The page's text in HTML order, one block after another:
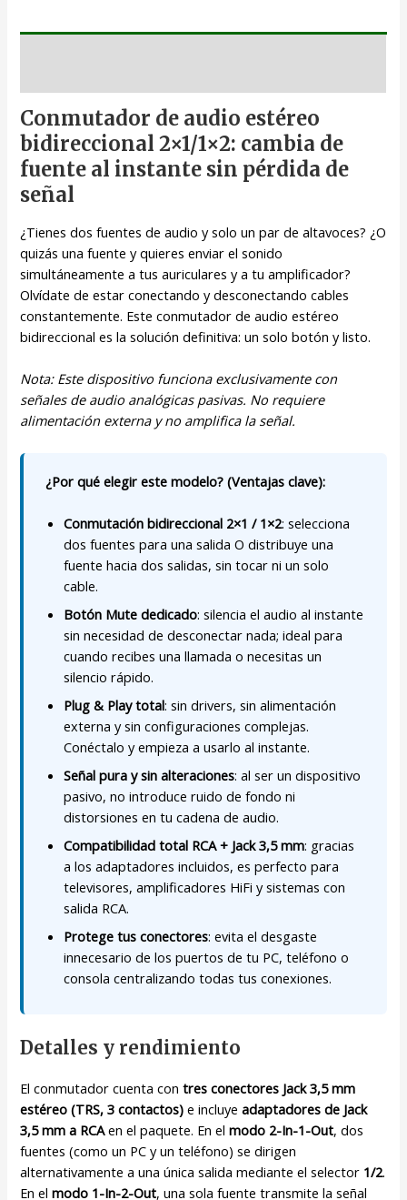
Conmutador de audio estéreo
bidireccional 2×1/1×2: cambia de
fuente al instante sin pérdida de
señal
¿Tienes dos fuentes de audio y solo un par de altavoces? ¿O
quizás una fuente y quieres enviar el sonido
simultáneamente a tus auriculares y a tu amplificador?
Olvídate de estar conectando y desconectando cables
constantemente. Este conmutador de audio estéreo
bidireccional es la solución definitiva: un solo botón y listo.
Nota: Este dispositivo funciona exclusivamente con
señales de audio analógicas pasivas. No requiere
alimentación externa y no amplifica la señal.
¿Por qué elegir este modelo? (Ventajas clave):
Conmutación bidireccional 2×1 / 1×2: selecciona
dos fuentes para una salida O distribuye una
fuente hacia dos salidas, sin tocar ni un solo
cable.
Botón Mute dedicado: silencia el audio al instante
sin necesidad de desconectar nada; ideal para
cuando recibes una llamada o necesitas un
silencio rápido.
Plug & Play total: sin drivers, sin alimentación
externa y sin configuraciones complejas.
Conéctalo y empieza a usarlo al instante.
Señal pura y sin alteraciones: al ser un dispositivo
pasivo, no introduce ruido de fondo ni
distorsiones en tu cadena de audio.
Compatibilidad total RCA + Jack 3,5 mm: gracias
a los adaptadores incluidos, es perfecto para
televisores, amplificadores HiFi y sistemas con
salida RCA.
Protege tus conectores: evita el desgaste
innecesario de los puertos de tu PC, teléfono o
consola centralizando todas tus conexiones.
Detalles y rendimiento
El conmutador cuenta contres conectores Jack 3,5 mm
estéreo (TRS, 3 contactos) e incluyeadaptadores de Jack
3,5 mm a RCAen el paquete. En elmodo 2-In-1-Out, dos
fuentes (como un PC y un teléfono) se dirigen
alternativamente a una única salida mediante el selector 1/2.
En elmodo 1-In-2-Out, una sola fuente transmite la señal